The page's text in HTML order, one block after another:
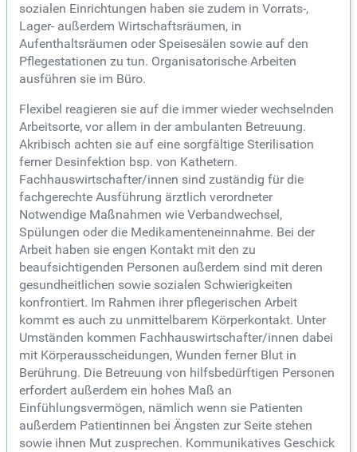
sozialen Einrichtungen haben sie zudem in Vorrats-,
Lager- außerdem Wirtschaftsräumen, in
Aufenthaltsräumen oder Speisesälen sowie auf den
Pflegestationen zu tun. Organisatorische Arbeiten
ausführen sie im Büro.
Flexibel reagieren sie auf die immer wieder wechselnden
Arbeitsorte, vor allem in der ambulanten Betreuung.
Akribisch achten sie auf eine sorgfältige Sterilisation
ferner Desinfektion bsp. von Kathetern.
Fachhauswirtschafter/innen sind zuständig für die
fachgerechte Ausführung ärztlich verordneter
Notwendige Maßnahmen wie Verbandwechsel,
Spülungen oder die Medikamenteneinnahme. Bei der
Arbeit haben sie engen Kontakt mit den zu
beaufsichtigenden Personen außerdem sind mit deren
gesundheitlichen sowie sozialen Schwierigkeiten
konfrontiert. Im Rahmen ihrer pflegerischen Arbeit
kommt es auch zu unmittelbarem Körperkontakt. Unter
Umständen kommen Fachhauswirtschafter/innen dabei
mit Körperausscheidungen, Wunden ferner Blut in
Berührung. Die Betreuung von hilfsbedürftigen Personen
erfordert außerdem ein hohes Maß an
Einfühlungsvermögen, nämlich wenn sie Patienten
außerdem Patientinnen bei Ängsten zur Seite stehen
sowie ihnen Mut zusprechen. Kommunikatives Geschick